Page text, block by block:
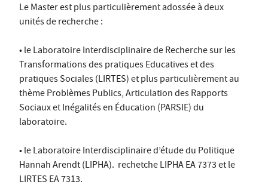
Le Master est plus particulièrement adossée à deux
unités de recherche :
• le Laboratoire Interdisciplinaire de Recherche sur les
Transformations des pratiques Educatives et des
pratiques Sociales (LIRTES) et plus particulièrement au
thème Problèmes Publics, Articulation des Rapports
Sociaux et Inégalités en Éducation (PARSIE) du
laboratoire.
• le Laboratoire Interdisciplinaire d’étude du Politique
Hannah Arendt (LIPHA). rechetche LIPHA EA 7373 et le
LIRTES EA 7313.